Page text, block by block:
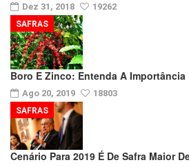
Dez 31, 2018 19262
Boro E Zinco: Entenda A
Ago 20, 2019 18803
SAFRAS
Cenário Para 2019 É De Safra Maior
SAFRAS